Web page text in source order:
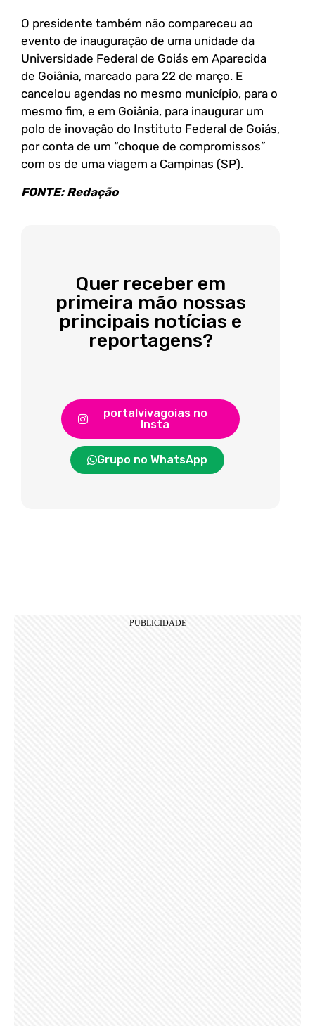
O presidente também não compareceu ao
evento de inauguração de uma unidade da
Universidade Federal de Goiás em Aparecida
de Goiânia, marcado para 22 de março. E
cancelou agendas no mesmo município, para o
mesmo fim, e em Goiânia, para inaugurar um
polo de inovação do Instituto Federal de Goiás,
por conta de um “choque de compromissos”
com os de uma viagem a Campinas (SP).
FONTE: Redação
Quer receber em
primeira mão nossas
principais notícias e
reportagens?
portalvivagoias no
Insta
Grupo no WhatsApp